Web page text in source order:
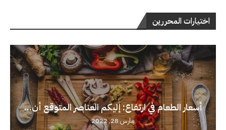
اختيارات المحررين
أسعار الطعام في ارتفاع: إليكم العناصر المتوقع أن...
مارس 28, 2022